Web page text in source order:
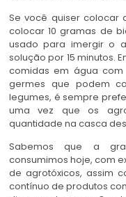
Se você quiser
colocar 10 gramas de
usado para imergir o
solução por 15 minutos.
comidas em água
germes que podem
legumes, é sempre
uma vez que os
quantidade na casca
Sabemos que a
consumimos hoje, com
de agrotóxicos, assim
contínuo de produtos